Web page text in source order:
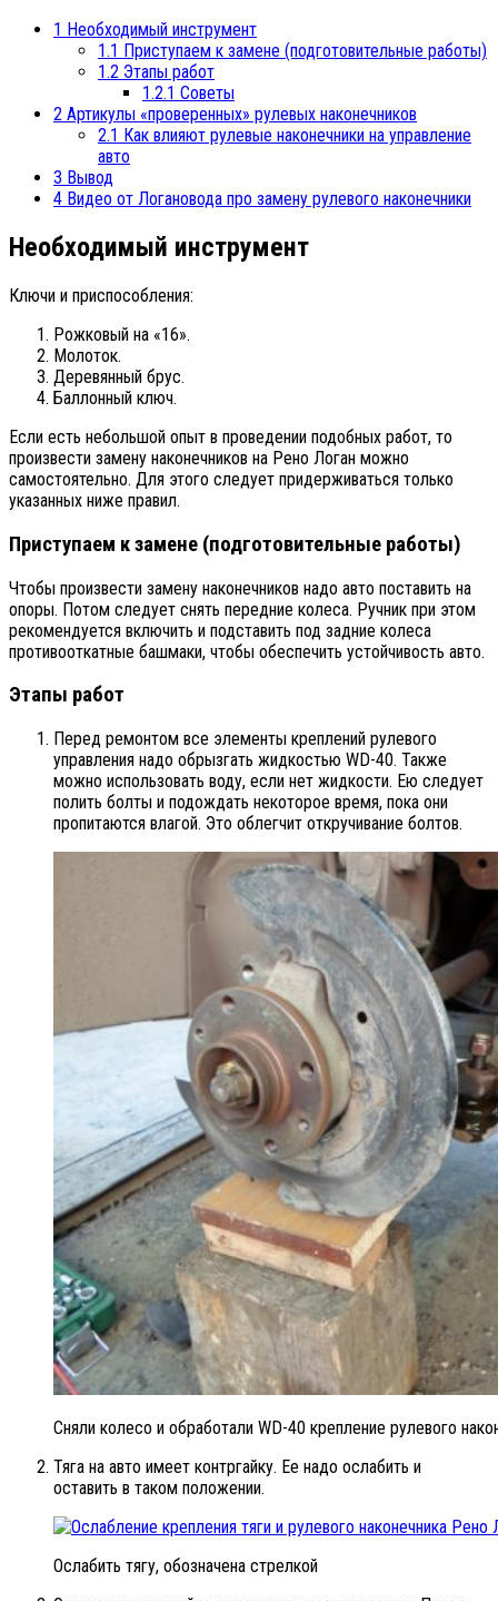
1 Необходимый инструмент
1.1 Приступаем к замене (подготовительные работы)
1.2 Этапы работ
1.2.1 Советы
2 Артикулы «проверенных» рулевых наконечников
2.1 Как влияют рулевые наконечники на управление
авто
3 Вывод
4 Видео от Логановода про замену рулевого наконечники
Необходимый инструмент
Ключи и приспособления:
Рожковый на «16».
Молоток.
Деревянный брус.
Баллонный ключ.
Если есть небольшой опыт в проведении подобных работ, то
произвести замену наконечников на Рено Логан можно
самостоятельно. Для этого следует придерживаться только
указанных ниже правил.
Приступаем к замене (подготовительные работы)
Чтобы произвести замену наконечников надо авто поставить на
опоры. Потом следует снять передние колеса. Ручник при этом
рекомендуется включить и подставить под задние колеса
противооткатные башмаки, чтобы обеспечить устойчивость авто.
Этапы работ
Перед ремонтом все элементы креплений рулевого
управления надо обрызгать жидкостью WD-40. Также
можно использовать воду, если нет жидкости. Ею следует
полить болты и подождать некоторое время, пока они
пропитаются влагой. Это облегчит откручивание болтов.
Сняли колесо и обработали WD-40 крепление рулевого
Тяга на авто имеет контргайку. Ее надо ослабить и
оставить в таком положении.
Ослабить тягу, обозначена стрелкой